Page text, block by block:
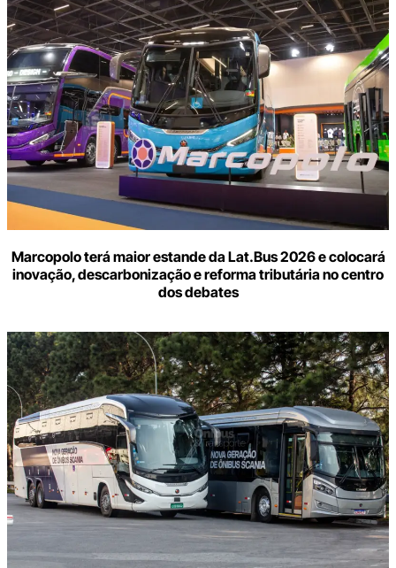
Marcopolo terá maior estande da Lat.Bus 2026 e colocará
inovação, descarbonização e reforma tributária no centro
dos debates